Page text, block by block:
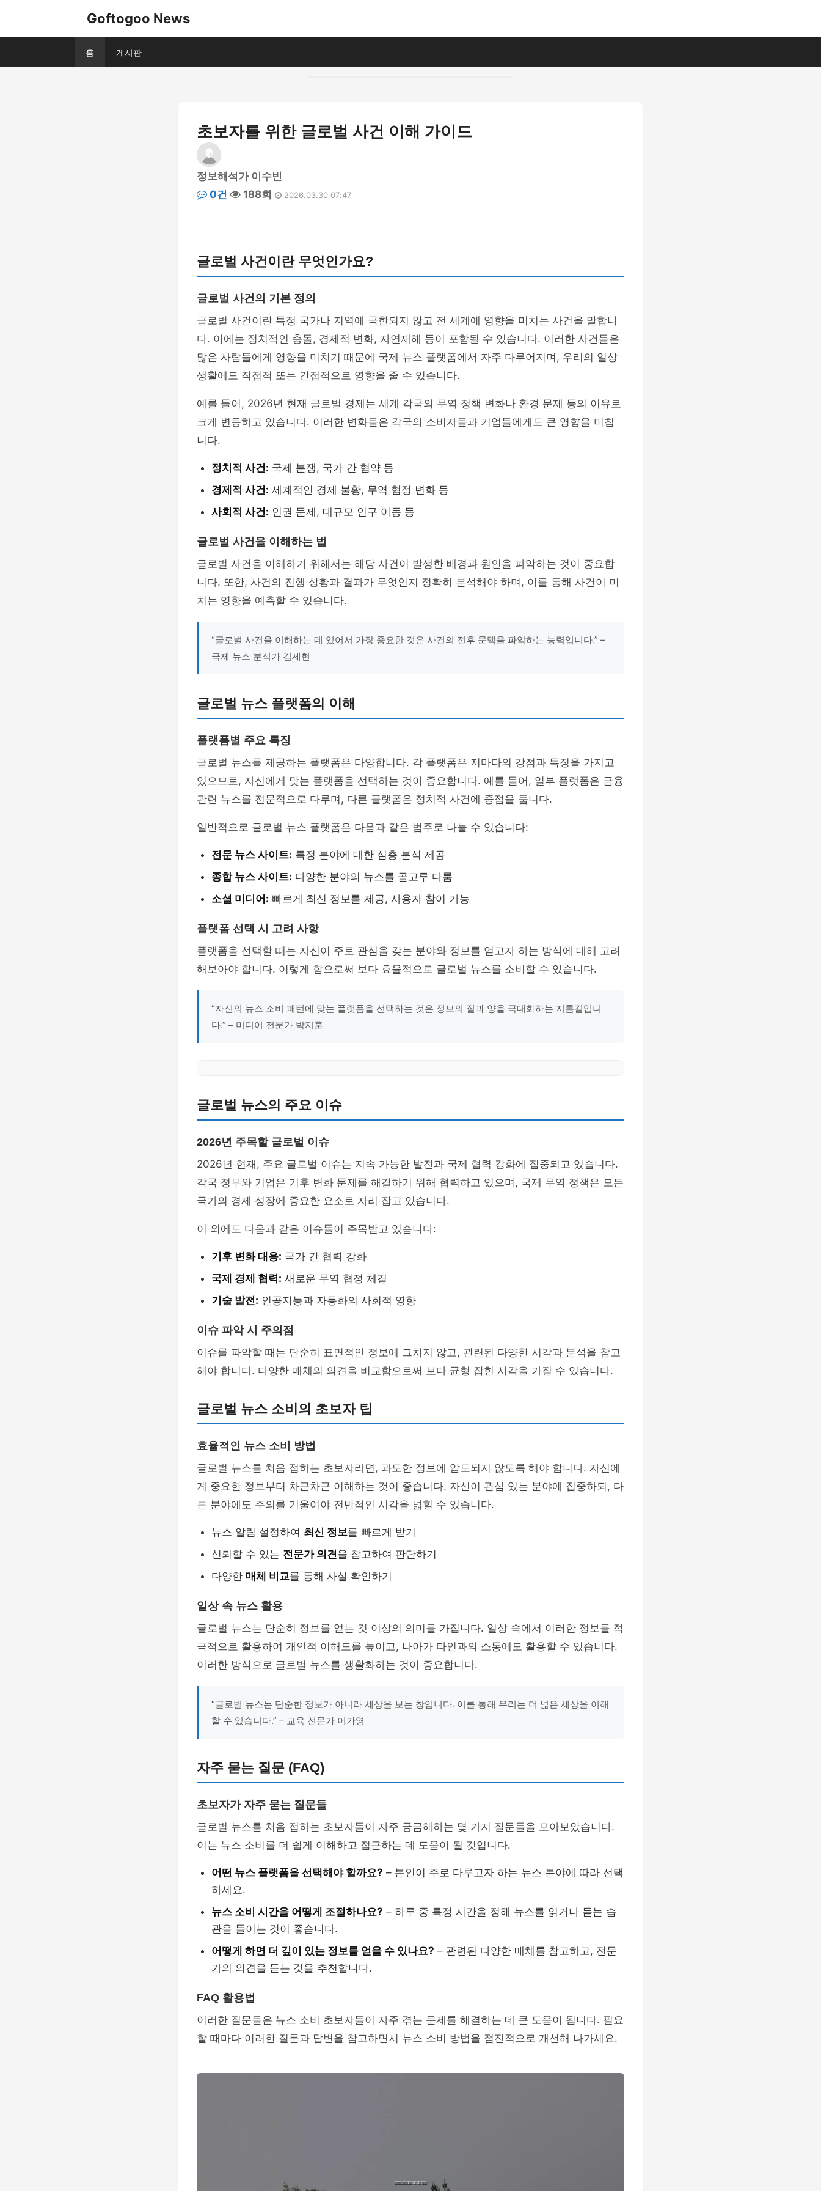
Goftogoo News
홈 게시판
초보자를 위한 글로벌 사건 이해 가이드
정보해석가 이수빈
0건
188회 2026.03.30 07:47
글로벌 사건이란 무엇인가요?
글로벌 사건의 기본 정의
글로벌 사건이란 특정 국가나 지역에 국한되지 않고 전 세계에 영향을 미치는 사건을 말합니
다. 이에는 정치적인 충돌, 경제적 변화, 자연재해 등이 포함될 수 있습니다. 이러한 사건들은
많은 사람들에게 영향을 미치기 때문에 국제 뉴스 플랫폼에서 자주 다루어지며, 우리의 일상
생활에도 직접적 또는 간접적으로 영향을 줄 수 있습니다.
예를 들어, 2026년 현재 글로벌 경제는 세계 각국의 무역 정책 변화나 환경 문제 등의 이유로
크게 변동하고 있습니다. 이러한 변화들은 각국의 소비자들과 기업들에게도 큰 영향을 미칩
니다.
정치적 사건: 국제 분쟁, 국가 간 협약 등
경제적 사건: 세계적인 경제 불황, 무역 협정 변화 등
사회적 사건: 인권 문제, 대규모 인구 이동 등
글로벌 사건을 이해하는 법
글로벌 사건을 이해하기 위해서는 해당 사건이 발생한 배경과 원인을 파악하는 것이 중요합
니다. 또한, 사건의 진행 상황과 결과가 무엇인지 정확히 분석해야 하며, 이를 통해 사건이 미
치는 영향을 예측할 수 있습니다.
“글로벌 사건을 이해하는 데 있어서 가장 중요한 것은 사건의 전후 문맥을 파악하는 능력입니다.” –
국제 뉴스 분석가 김세현
글로벌 뉴스 플랫폼의 이해
플랫폼별 주요 특징
글로벌 뉴스를 제공하는 플랫폼은 다양합니다. 각 플랫폼은 저마다의 강점과 특징을 가지고
있으므로, 자신에게 맞는 플랫폼을 선택하는 것이 중요합니다. 예를 들어, 일부 플랫폼은 금융
관련 뉴스를 전문적으로 다루며, 다른 플랫폼은 정치적 사건에 중점을 둡니다.
일반적으로 글로벌 뉴스 플랫폼은 다음과 같은 범주로 나눌 수 있습니다:
전문 뉴스 사이트: 특정 분야에 대한 심층 분석 제공
종합 뉴스 사이트: 다양한 분야의 뉴스를 골고루 다룸
소셜 미디어: 빠르게 최신 정보를 제공, 사용자 참여 가능
플랫폼 선택 시 고려 사항
플랫폼을 선택할 때는 자신이 주로 관심을 갖는 분야와 정보를 얻고자 하는 방식에 대해 고려
해보아야 합니다. 이렇게 함으로써 보다 효율적으로 글로벌 뉴스를 소비할 수 있습니다.
“자신의 뉴스 소비 패턴에 맞는 플랫폼을 선택하는 것은 정보의 질과 양을 극대화하는 지름길입니
다.” – 미디어 전문가 박지훈
글로벌 뉴스의 주요 이슈
2026년 주목할 글로벌 이슈
2026년 현재, 주요 글로벌 이슈는 지속 가능한 발전과 국제 협력 강화에 집중되고 있습니다.
각국 정부와 기업은 기후 변화 문제를 해결하기 위해 협력하고 있으며, 국제 무역 정책은 모든
국가의 경제 성장에 중요한 요소로 자리 잡고 있습니다.
이 외에도 다음과 같은 이슈들이 주목받고 있습니다:
기후 변화 대응: 국가 간 협력 강화
국제 경제 협력: 새로운 무역 협정 체결
기술 발전: 인공지능과 자동화의 사회적 영향
이슈 파악 시 주의점
이슈를 파악할 때는 단순히 표면적인 정보에 그치지 않고, 관련된 다양한 시각과 분석을 참고
해야 합니다. 다양한 매체의 의견을 비교함으로써 보다 균형 잡힌 시각을 가질 수 있습니다.
글로벌 뉴스 소비의 초보자 팁
효율적인 뉴스 소비 방법
글로벌 뉴스를 처음 접하는 초보자라면, 과도한 정보에 압도되지 않도록 해야 합니다. 자신에
게 중요한 정보부터 차근차근 이해하는 것이 좋습니다. 자신이 관심 있는 분야에 집중하되, 다
른 분야에도 주의를 기울여야 전반적인 시각을 넓힐 수 있습니다.
뉴스 알림 설정하여 최신 정보를 빠르게 받기
신뢰할 수 있는 전문가 의견을 참고하여 판단하기
다양한 매체 비교를 통해 사실 확인하기
일상 속 뉴스 활용
글로벌 뉴스는 단순히 정보를 얻는 것 이상의 의미를 가집니다. 일상 속에서 이러한 정보를 적
극적으로 활용하여 개인적 이해도를 높이고, 나아가 타인과의 소통에도 활용할 수 있습니다.
이러한 방식으로 글로벌 뉴스를 생활화하는 것이 중요합니다.
“글로벌 뉴스는 단순한 정보가 아니라 세상을 보는 창입니다. 이를 통해 우리는 더 넓은 세상을 이해
할 수 있습니다.” – 교육 전문가 이가영
자주 묻는 질문 (FAQ)
초보자가 자주 묻는 질문들
글로벌 뉴스를 처음 접하는 초보자들이 자주 궁금해하는 몇 가지 질문들을 모아보았습니다.
이는 뉴스 소비를 더 쉽게 이해하고 접근하는 데 도움이 될 것입니다.
어떤 뉴스 플랫폼을 선택해야 할까요? – 본인이 주로 다루고자 하는 뉴스 분야에 따라 선택
하세요.
뉴스 소비 시간을 어떻게 조절하나요? – 하루 중 특정 시간을 정해 뉴스를 읽거나 듣는 습
관을 들이는 것이 좋습니다.
어떻게 하면 더 깊이 있는 정보를 얻을 수 있나요? – 관련된 다양한 매체를 참고하고, 전문
가의 의견을 듣는 것을 추천합니다.
FAQ 활용법
이러한 질문들은 뉴스 소비 초보자들이 자주 겪는 문제를 해결하는 데 큰 도움이 됩니다. 필요
할 때마다 이러한 질문과 답변을 참고하면서 뉴스 소비 방법을 점진적으로 개선해 나가세요.